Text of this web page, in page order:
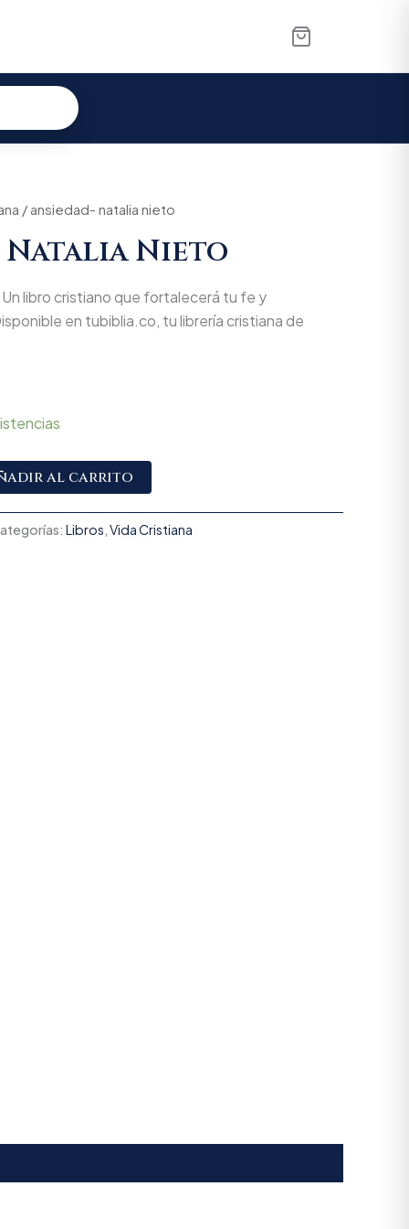
/ ansiedad- natalia nieto
Natalia Nieto
libro cristiano que fortalecerá tu fe y
en tubiblia.co, tu librería cristiana de
al carrito
Libros,Vida Cristiana